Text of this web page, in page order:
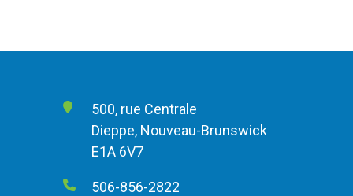
500, rue Centrale
Dieppe, Nouveau-Brunswick
E1A 6V7
506-856-2822